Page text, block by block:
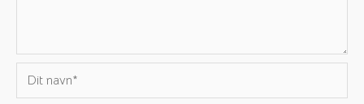
Dit
navn*